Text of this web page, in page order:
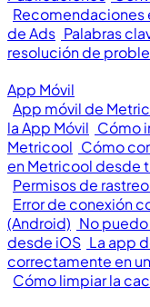
Recomendaciones
de Ads Palabras
resolución de
App Móvil
App móvil de
la App Móvil Cómo
Metricool Cómo
en Metricool desde
Permisos de
Error de conexión
(Android) No
desde iOS La app
correctamente en
Cómo limpiar la